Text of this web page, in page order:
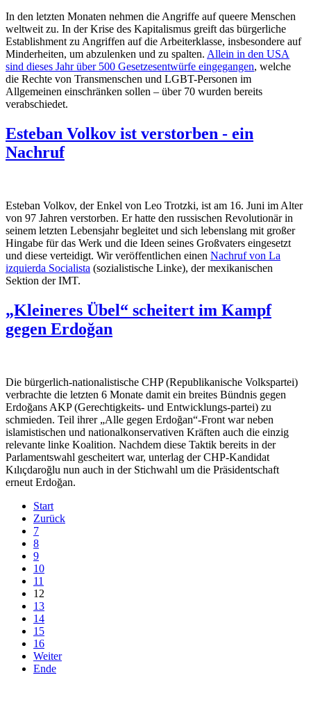
In den letzten Monaten nehmen die Angriffe auf queere Menschen
weltweit zu. In der Krise des Kapitalismus greift das bürgerliche
Establishment zu Angriffen auf die Arbeiterklasse, insbesondere auf
Minderheiten, um abzulenken und zu spalten. Allein in den USA
sind dieses Jahr über 500 Gesetzesentwürfe eingegangen, welche
die Rechte von Transmenschen und LGBT-Personen im
Allgemeinen einschränken sollen – über 70 wurden bereits
verabschiedet.
Esteban Volkov ist verstorben - ein
Nachruf
Esteban Volkov, der Enkel von Leo Trotzki, ist am 16. Juni im Alter
von 97 Jahren verstorben. Er hatte den russischen Revolutionär in
seinem letzten Lebensjahr begleitet und sich lebenslang mit großer
Hingabe für das Werk und die Ideen seines Großvaters eingesetzt
und diese verteidigt. Wir veröffentlichen einen Nachruf von La
izquierda Socialista (sozialistische Linke), der mexikanischen
Sektion der IMT.
„Kleineres Übel“ scheitert im Kampf
gegen Erdoğan
Die bürgerlich-nationalistische CHP (Republikanische Volkspartei)
verbrachte die letzten 6 Monate damit ein breites Bündnis gegen
Erdoğans AKP (Gerechtigkeits- und Entwicklungs-partei) zu
schmieden. Teil ihrer „Alle gegen Erdoğan“-Front war neben
islamistischen und nationalkonservativen Kräften auch die einzig
relevante linke Koalition. Nachdem diese Taktik bereits in der
Parlamentswahl gescheitert war, unterlag der CHP-Kandidat
Kılıçdaroğlu nun auch in der Stichwahl um die Präsidentschaft
erneut Erdoğan.
Start
Zurück
7
8
9
10
11
12
13
14
15
16
Weiter
Ende